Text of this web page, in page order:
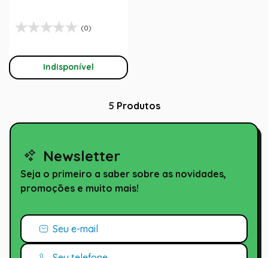
(0)
Indisponível
5 Produtos
Newsletter
Seja o primeiro a saber sobre as novidades,
promoções e muito mais!